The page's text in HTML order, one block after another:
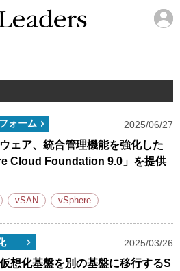
ォーム 2025/06/27
ェア、統合管理機能を強化した
Cloud Foundation 9.0」を提供
vSAN vSphere
2025/03/26
想化基盤を別の基盤に移行するS